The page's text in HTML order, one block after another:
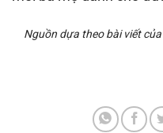
Nguồn dựa theo bài viết